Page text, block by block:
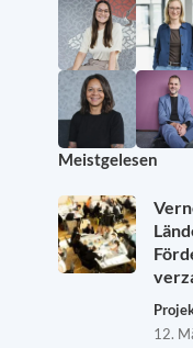
Meistgelesen
12.